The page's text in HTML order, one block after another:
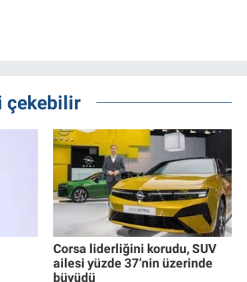
çekebilir
Corsa liderliğini korudu, SUV
ailesi yüzde 37’nin üzerinde
büyüdü